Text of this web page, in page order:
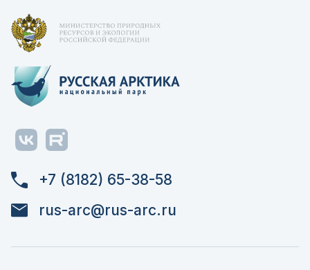
+7 (8182) 65-38-58
rus-arc@rus-arc.ru